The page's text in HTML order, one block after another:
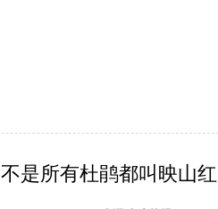
不是所有杜鹃都叫映山